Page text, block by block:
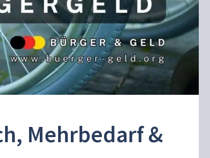
Mehrbedarf &